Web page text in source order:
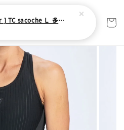
日系[ Karrimor ] TC sacoche Ｌ 多功能輕旅收納袋